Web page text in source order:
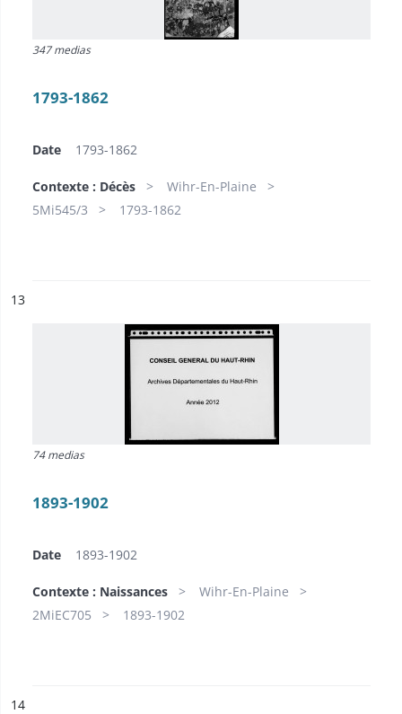
347 medias
1793-1862
Date 1793-1862
Contexte : Décès
Wihr-En-Plaine
5Mi545/3
1793-1862
n°
13
74 medias
1893-1902
Date 1893-1902
Contexte : Naissances
Wihr-En-Plaine
2MiEC705
1893-1902
n°
14